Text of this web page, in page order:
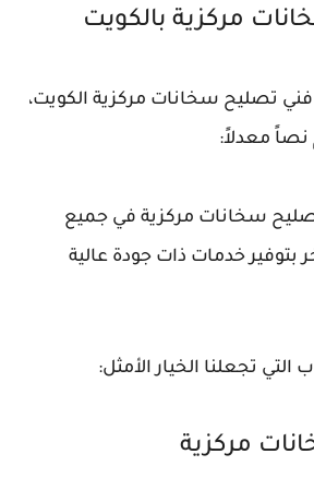
مركزية بالكويت
فني تصليح سخانات مركزية الكويت،
نصاً معدلاً:
سخانات مركزية في جميع
بتوفير خدمات ذات جودة عالية
تجعلنا الخيار الأمثل:
مركزية